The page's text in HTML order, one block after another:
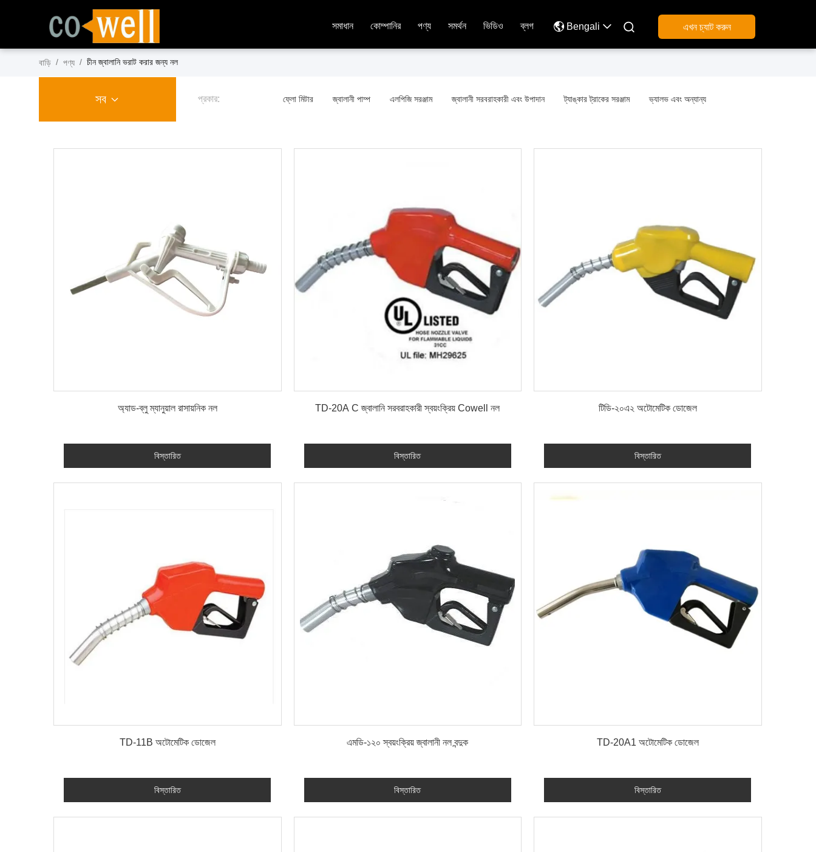
সমাধান কোম্পানির পণ্য সমর্থন ভিডিও ব্লগ Bengali  এখন চ্যাট করুন
বাড়ি / পণ্য / চীন জ্বালানি ভরাট করার জন্য নল
সব প্রকার: ফ্লো মিটার জ্বালানী পাম্প এলপিজি সরঞ্জাম জ্বালানী সরবরাহকারী এবং উপাদান ট্যাঙ্কার ট্রাকের সরঞ্জাম ভ্যালভ এবং অন্যান্য
অ্যাড-ব্লু ম্যানুয়াল রাসায়নিক নল
বিস্তারিত
TD-20A C জ্বালানি সরবরাহকারী স্বয়ংক্রিয় Cowell নল
বিস্তারিত
টিডি-২০এ২ অটোমেটিক ডোজেল
বিস্তারিত
TD-11B অটোমেটিক ডোজেল
বিস্তারিত
এমডি-১২০ স্বয়ংক্রিয় জ্বালানী নল বন্দুক
বিস্তারিত
TD-20A1 অটোমেটিক ডোজেল
বিস্তারিত